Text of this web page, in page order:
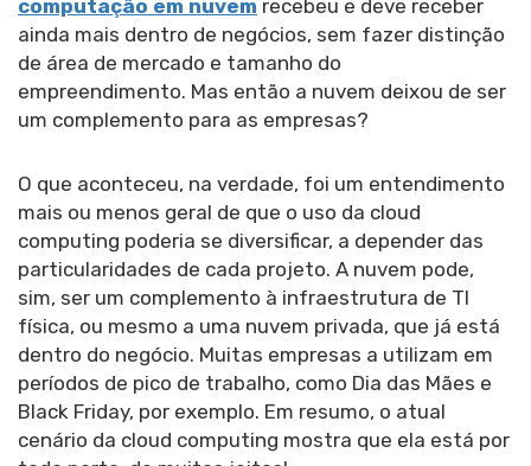
computação em nuvem recebeu e deve receber
ainda mais dentro de negócios, sem fazer distinção
de área de mercado e tamanho do
empreendimento. Mas então a nuvem deixou de ser
um complemento para as empresas?
O que aconteceu, na verdade, foi um entendimento
mais ou menos geral de que o uso da cloud
computing poderia se diversificar, a depender das
particularidades de cada projeto. A nuvem pode,
sim, ser um complemento à infraestrutura de TI
física, ou mesmo a uma nuvem privada, que já está
dentro do negócio. Muitas empresas a utilizam em
períodos de pico de trabalho, como Dia das Mães e
Black Friday, por exemplo. Em resumo, o atual
cenário da cloud computing mostra que ela está por